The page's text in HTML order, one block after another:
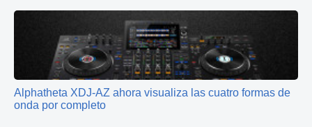
Alphatheta XDJ-AZ ahora visualiza las cuatro formas de
onda por completo